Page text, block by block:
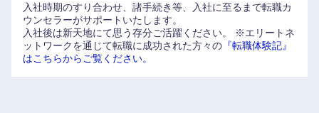
入社時期のすり合わせ、諸手続き等、入社に至るまで転職カ
ウンセラーがサポートいたします。
入社後は新天地にて思う存分ご活躍ください。
※エリートネ
ットワークを通じて転職に成功された方々の 『転職体験記』
はこちらからご覧ください。
九州・沖縄